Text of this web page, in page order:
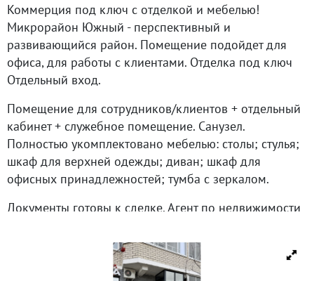
Коммерция под ключ с отделкой и мебелью!
Микрорайон Южный - перспективный и
развивающийся район. Помещение подойдет для
офиса, для работы с клиентами. Отделка под ключ
Отдельный вход.
Помещение для сотрудников/клиентов + отдельный
кабинет + служебное помещение. Санузел.
Полностью укомплектовано мебелью: столы; стулья;
шкаф для верхней одежды; диван; шкаф для
офисных принадлежностей; тумба с зеркалом.
Документы готовы к сделке. Агент по недвижимости
вопросы: звоните, пишите, я на связи!
ID объекта в нашей базе: 2560